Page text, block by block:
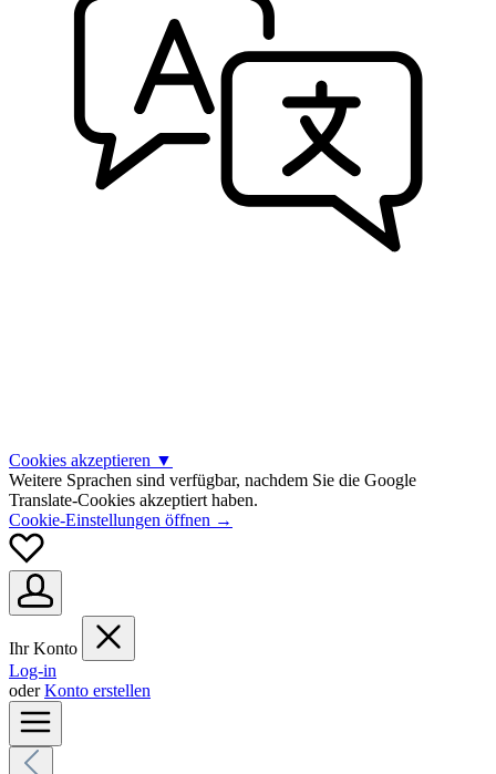
Cookies akzeptieren ▼
Weitere Sprachen sind verfügbar, nachdem Sie die Google
Translate-Cookies akzeptiert haben.
Cookie-Einstellungen öffnen →
Ihr Konto
Log-in
oderKonto erstellen